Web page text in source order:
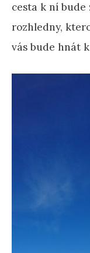
cesta k ní
rozhledny,
vás bude hnát